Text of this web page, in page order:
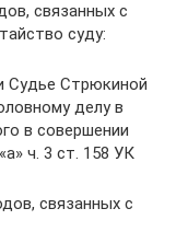
связанных с
суду:
Судье Стрюкиной
делу в
в совершении
ч. 3 ст. 158 УК
связанных с